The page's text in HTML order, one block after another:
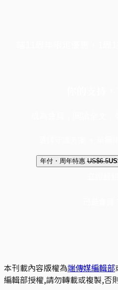
年付・周年特惠 US$6.5
本刊載內容版權為端傳媒編輯部
編輯部授權,請勿轉載或複製,否